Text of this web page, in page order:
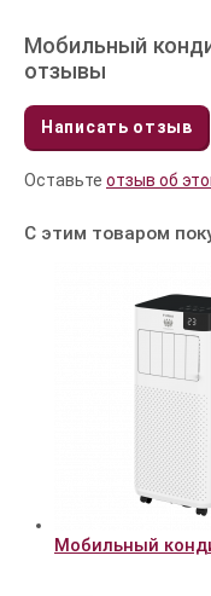
Мобильный
отзывы
Написать отзыв
Оставьте отзыв об
С этим товаром
Мобильный